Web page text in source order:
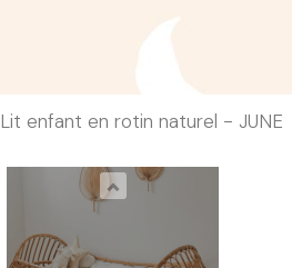
Lit enfant en rotin naturel - JUNE